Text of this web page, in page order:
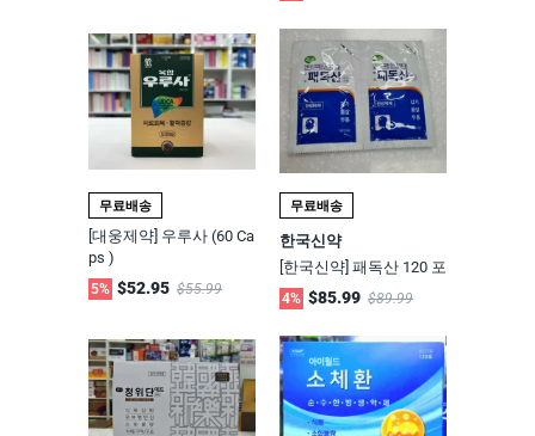
무료배송
[대웅제약] 우루사 (60 Ca
ps )
5% $52.95 $55.99
무료배송
한국신약
[한국신약] 패독산 120 포
4% $85.99 $89.99